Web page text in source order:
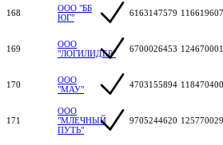
168
ООО "ББ
ЮГ"
6163147579
169
ООО
"ЛОГИЛИДЕР"
6700026453
170
ООО
"МАУ"
4703155894
171
ООО
"МЛЕЧНЫЙ
ПУТЬ"
9705244620